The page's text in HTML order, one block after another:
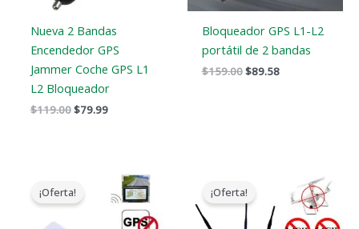
Nueva 2 Bandas
Encendedor GPS
Jammer Coche GPS L1
L2 Bloqueador
$119.00$79.99
Bloqueador GPS L1-L2
portátil de 2 bandas
$159.00$89.58
¡Oferta!original
precio
actual
$69.69.
¡Oferta!
era:
$1,299.00.
precio
actual
es:
$919.99.